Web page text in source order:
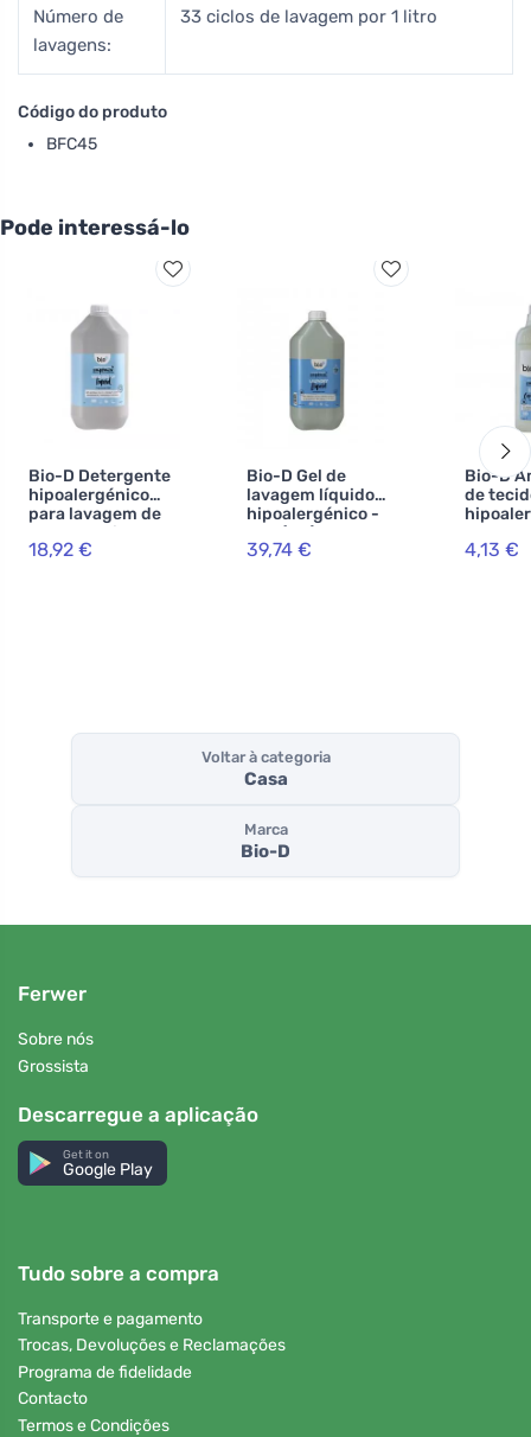
Número de
lavagens:
33 ciclos de lavagem por 1 litro
Código do produto
BFC45
Pode interessá-lo
Bio-D Detergente
hipoalergénico
para lavagem de
louça e artigos
para bebés - lata
18,92 €
Bio-D Gel de
lavagem líquido
hipoalergénico -
lata (5 L)
39,74 €
Bio-D
de
4,13 €
Voltar à categoria
Casa
Marca
Bio-D
Ferwer
Sobre nós
Grossista
Descarregue a aplicação
Get it on
Google Play
Tudo sobre a compra
Transporte e pagamento
Trocas, Devoluções e Reclamações
Programa de fidelidade
Contacto
Termos e Condições